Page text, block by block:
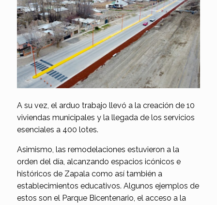
A su vez, el arduo trabajo llevó a la creación de 10
viviendas municipales y la llegada de los servicios
esenciales a 400 lotes.
Asimismo, las remodelaciones estuvieron a la
orden del día, alcanzando espacios icónicos e
históricos de Zapala como así también a
establecimientos educativos. Algunos ejemplos de
estos son el Parque Bicentenario, el acceso a la